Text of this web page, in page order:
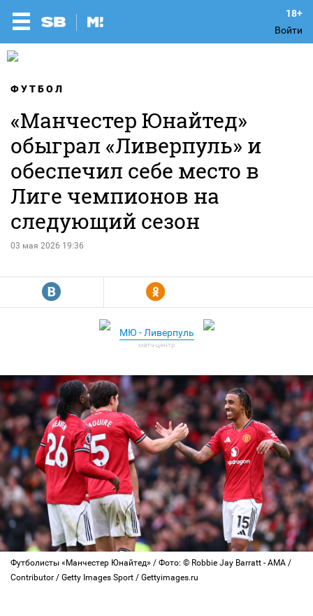
Войти
ФУТБОЛ
«Манчестер Юнайтед»
обыграл «Ливерпуль» и
обеспечил себе место в
Лиге чемпионов на
следующий сезон
03 мая 2026 19:36
R Y
МЮ - Ливерпуль
Футболисты «Манчестер Юнайтед» / Фото: © Robbie Jay Barratt - AMA /
Contributor / Getty Images Sport / Gettyimages.ru